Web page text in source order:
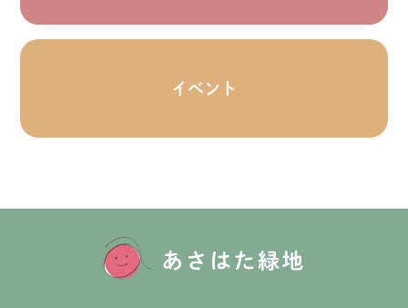
イベント